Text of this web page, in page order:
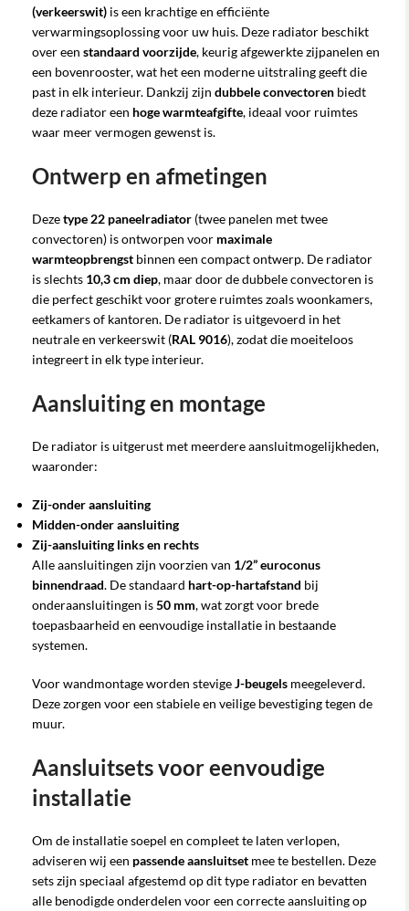
(verkeerswit) is een krachtige en efficiënte
verwarmingsoplossing voor uw huis. Deze radiator beschikt
over een standaard voorzijde, keurig afgewerkte zijpanelen en
een bovenrooster, wat het een moderne uitstraling geeft die
past in elk interieur. Dankzij zijn dubbele convectoren biedt
deze radiator een hoge warmteafgifte, ideaal voor ruimtes
waar meer vermogen gewenst is.
Ontwerp en afmetingen
Dezetype 22 paneelradiator (twee panelen met twee
convectoren) is ontworpen voor maximale
warmteopbrengst binnen een compact ontwerp. De radiator
is slechts 10,3 cm diep, maar door de dubbele convectoren is
die perfect geschikt voor grotere ruimtes zoals woonkamers,
eetkamers of kantoren. De radiator is uitgevoerd in het
neutrale en verkeerswit (RAL 9016), zodat die moeiteloos
integreert in elk type interieur.
Aansluiting en montage
De radiator is uitgerust met meerdere aansluitmogelijkheden,
waaronder:
Zij-onder aansluiting
Midden-onder aansluiting
Zij-aansluiting links en rechts
Alle aansluitingen zijn voorzien van 1/2” euroconus
binnendraad. De standaard hart-op-hartafstand bij
onderaansluitingen is50 mm, wat zorgt voor brede
toepasbaarheid en eenvoudige installatie in bestaande
systemen.
Voor wandmontage worden stevigeJ-beugels meegeleverd.
Deze zorgen voor een stabiele en veilige bevestiging tegen de
muur.
Aansluitsets voor eenvoudige
installatie
Om de installatie soepel en compleet te laten verlopen,
adviseren wij een passende aansluitset mee te bestellen. Deze
sets zijn speciaal afgestemd op dit type radiator en bevatten
alle benodigde onderdelen voor een correcte aansluiting op